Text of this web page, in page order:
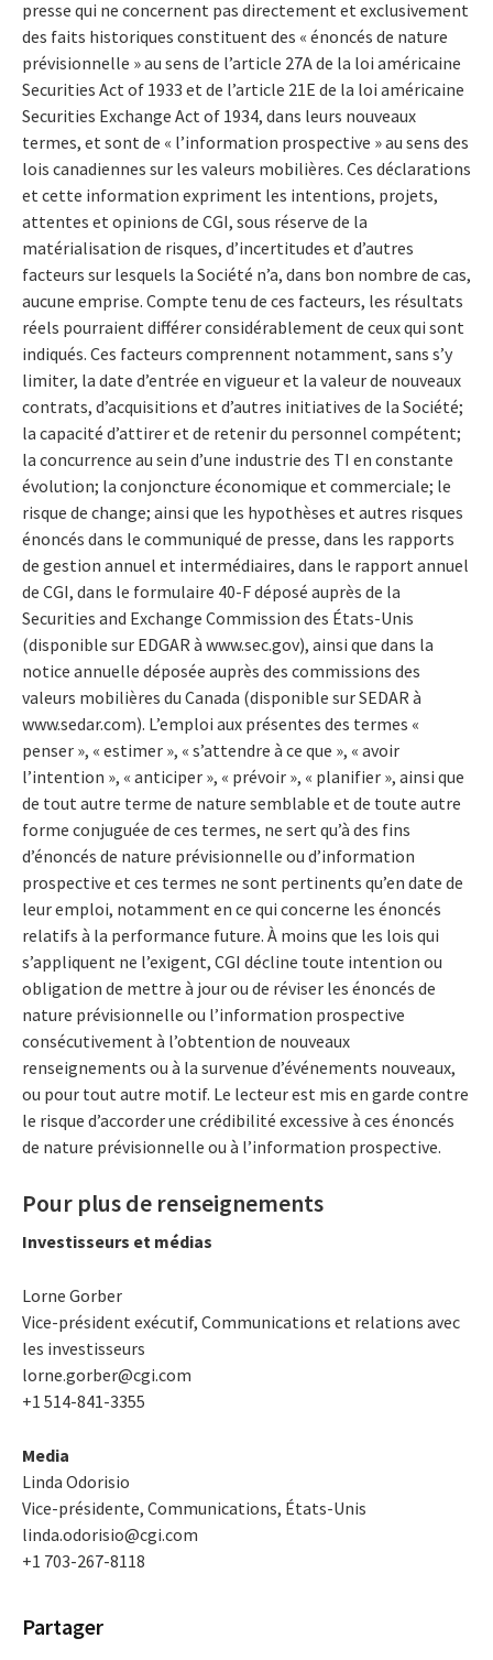
presse qui ne concernent pas directement et exclusivement
des faits historiques constituent des « énoncés de nature
prévisionnelle » au sens de l’article 27A de la loi américaine
Securities Act of 1933 et de l’article 21E de la loi américaine
Securities Exchange Act of 1934, dans leurs nouveaux
termes, et sont de « l’information prospective » au sens des
lois canadiennes sur les valeurs mobilières. Ces déclarations
et cette information expriment les intentions, projets,
attentes et opinions de CGI, sous réserve de la
matérialisation de risques, d’incertitudes et d’autres
facteurs sur lesquels la Société n’a, dans bon nombre de cas,
aucune emprise. Compte tenu de ces facteurs, les résultats
réels pourraient différer considérablement de ceux qui sont
indiqués. Ces facteurs comprennent notamment, sans s’y
limiter, la date d’entrée en vigueur et la valeur de nouveaux
contrats, d’acquisitions et d’autres initiatives de la Société;
la capacité d’attirer et de retenir du personnel compétent;
la concurrence au sein d’une industrie des TI en constante
évolution; la conjoncture économique et commerciale; le
risque de change; ainsi que les hypothèses et autres risques
énoncés dans le communiqué de presse, dans les rapports
de gestion annuel et intermédiaires, dans le rapport annuel
de CGI, dans le formulaire 40-F déposé auprès de la
Securities and Exchange Commission des États-Unis
(disponible sur EDGAR à www.sec.gov), ainsi que dans la
notice annuelle déposée auprès des commissions des
valeurs mobilières du Canada (disponible sur SEDAR à
www.sedar.com). L’emploi aux présentes des termes «
penser », « estimer », « s’attendre à ce que », « avoir
l’intention », « anticiper », « prévoir », « planifier », ainsi que
de tout autre terme de nature semblable et de toute autre
forme conjuguée de ces termes, ne sert qu’à des fins
d’énoncés de nature prévisionnelle ou d’information
prospective et ces termes ne sont pertinents qu’en date de
leur emploi, notamment en ce qui concerne les énoncés
relatifs à la performance future. À moins que les lois qui
s’appliquent ne l’exigent, CGI décline toute intention ou
obligation de mettre à jour ou de réviser les énoncés de
nature prévisionnelle ou l’information prospective
consécutivement à l’obtention de nouveaux
renseignements ou à la survenue d’événements nouveaux,
ou pour tout autre motif. Le lecteur est mis en garde contre
le risque d’accorder une crédibilité excessive à ces énoncés
de nature prévisionnelle ou à l’information prospective.
Pour plus de renseignements
Investisseurs et médias
Lorne Gorber
Vice-président exécutif, Communications et relations avec
les investisseurs
lorne.gorber@cgi.com
+1 514-841-3355
Media
Linda Odorisio
Vice-présidente, Communications, États-Unis
linda.odorisio@cgi.com
+1 703-267-8118
Partager